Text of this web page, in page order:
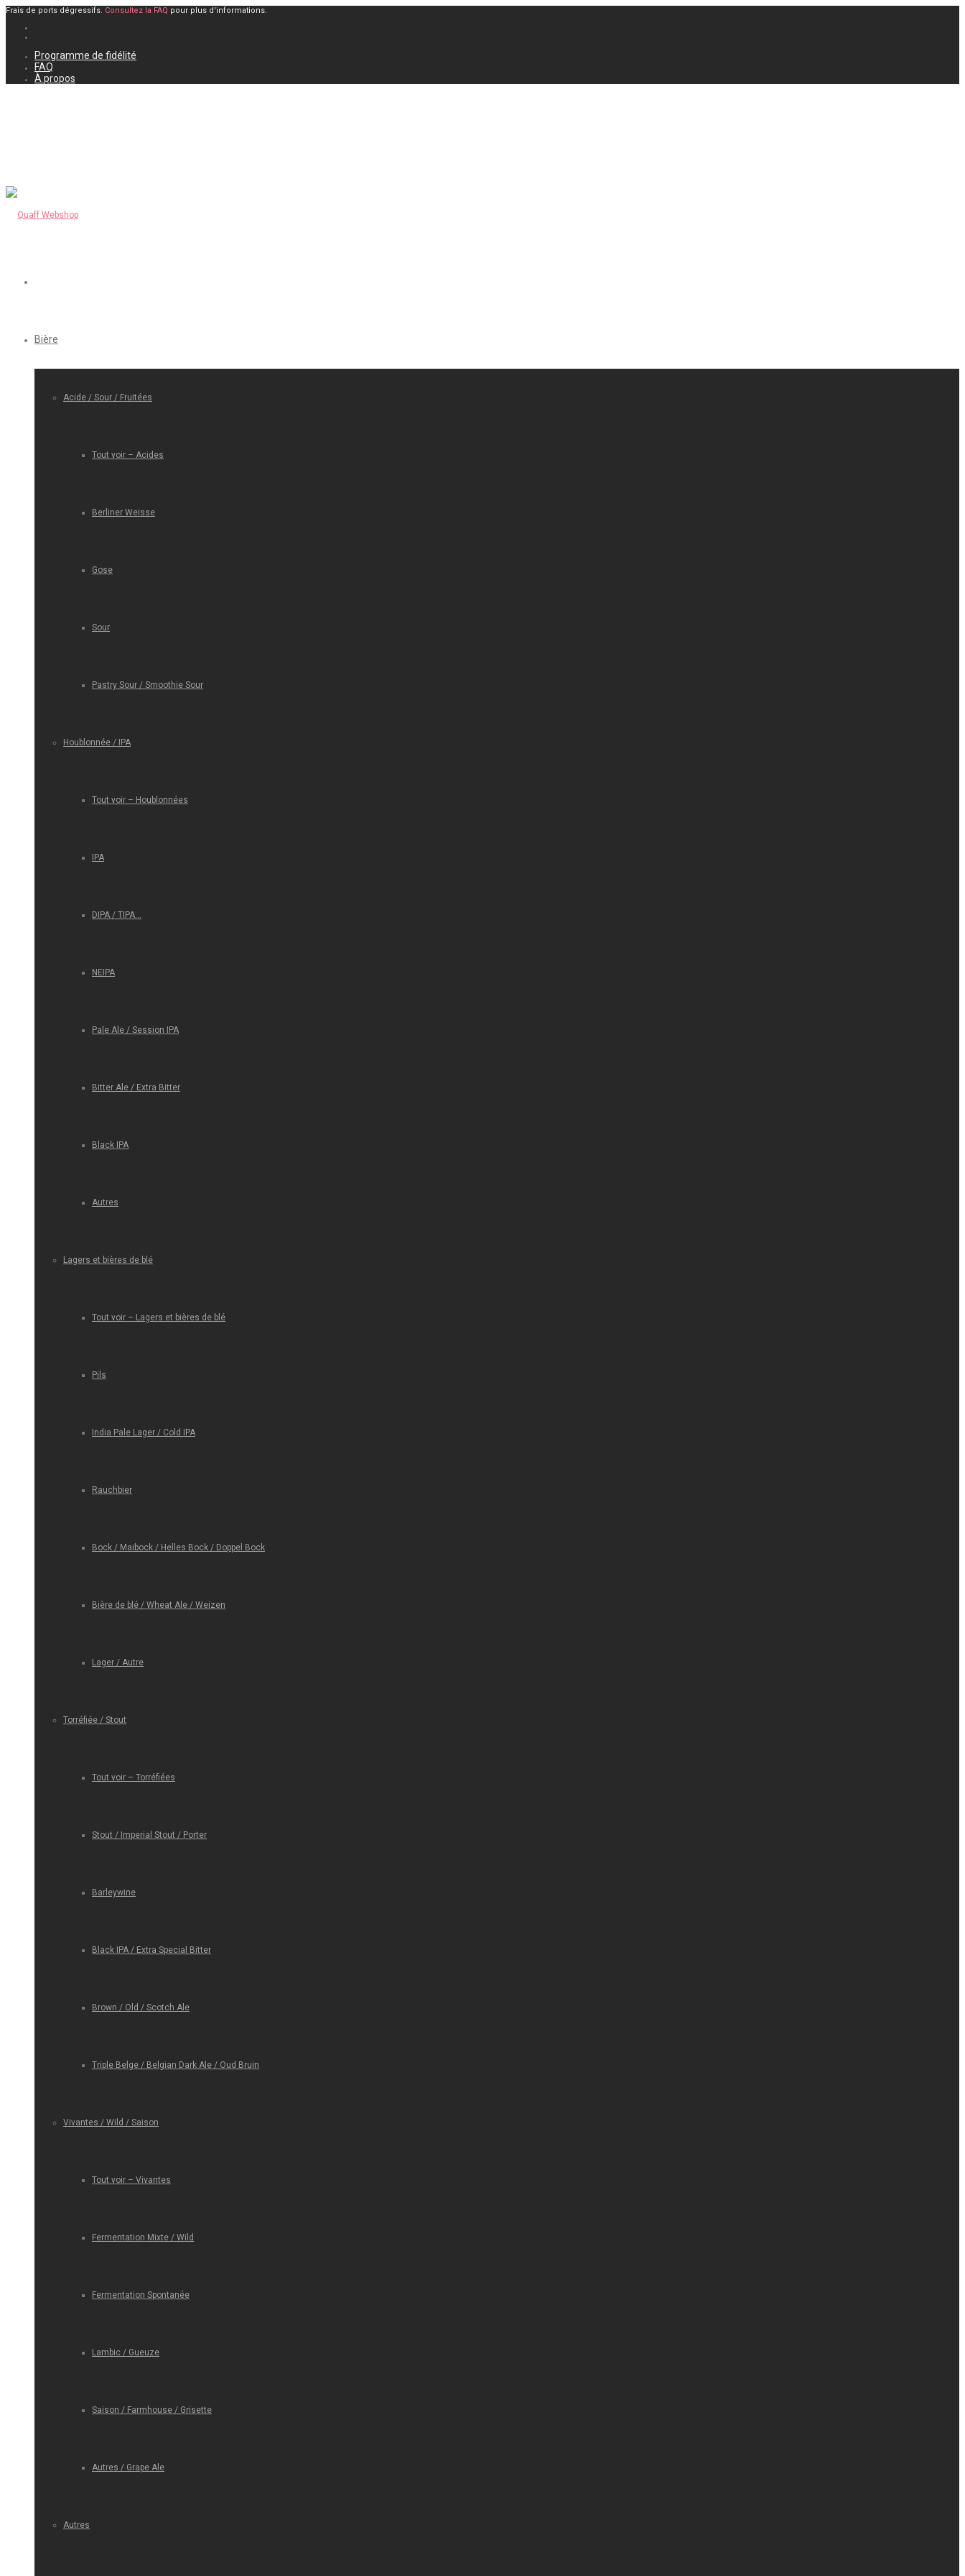
Frais de ports dégressifs. Consultez la FAQ pour plus d'informations.
Programme de fidélité
FAQ
À propos
Bière
Acide / Sour / Fruitées
Tout voir – Acides
Berliner Weisse
Gose
Sour
Pastry Sour / Smoothie Sour
Houblonnée / IPA
Tout voir – Houblonnées
IPA
DIPA / TIPA…
NEIPA
Pale Ale / Session IPA
Bitter Ale / Extra Bitter
Black IPA
Autres
Lagers et bières de blé
Tout voir – Lagers et bières de blé
Pils
India Pale Lager / Cold IPA
Rauchbier
Bock / Maibock / Helles Bock / Doppel Bock
Bière de blé / Wheat Ale / Weizen
Lager / Autre
Torréfiée / Stout
Tout voir – Torréfiées
Stout / Imperial Stout / Porter
Barleywine
Black IPA / Extra Special Bitter
Brown / Old / Scotch Ale
Triple Belge / Belgian Dark Ale / Oud Bruin
Vivantes / Wild / Saison
Tout voir – Vivantes
Fermentation Mixte / Wild
Fermentation Spontanée
Lambic / Gueuze
Saison / Farmhouse / Grisette
Autres / Grape Ale
Autres